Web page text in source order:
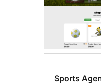
Sports